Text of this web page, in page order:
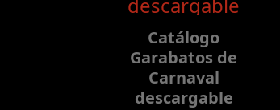
Catálogo
Garabatos de
Carnaval
descargable